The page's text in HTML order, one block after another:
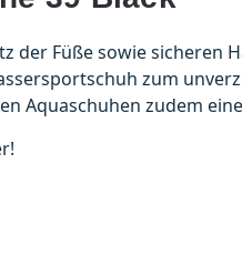
der Füße sowie sicheren
zum
Aquaschuhen zudem